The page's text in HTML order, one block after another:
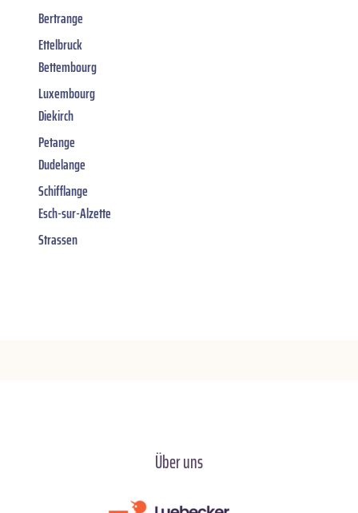
Bertrange
Ettelbruck
Bettembourg
Luxembourg
Diekirch
Petange
Dudelange
Schifflange
Esch-sur-Alzette
Strassen
Über uns